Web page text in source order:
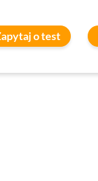
o test